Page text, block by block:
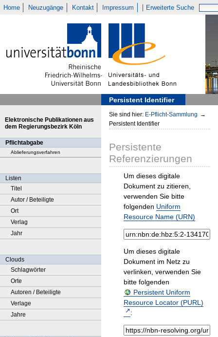
Home Neuzugänge Kontakt Impressum Erweiterte Suche
Persistent Identifier
Elektronische Publikationen aus
dem Regierungsbezirk Köln
Pflichtabgabe
Ablieferungsverfahren
Listen
Titel
Autor / Beteiligte
Ort
Verlag
Jahr
Clouds
Schlagwörter
Orte
Autoren / Beteiligte
Verlage
Jahre
Sie sind hier: E-Pflicht-Sammlung →
Persistent Identifier
Persistente
Referenzierungen
Um dieses digitale
Dokument zu zitieren,
verwenden Sie bitte
folgenden Uniform
Resource Name (URN)
Um dieses digitale
Dokument im Netz zu
verlinken, verwenden Sie
bitte folgenden
Persistent Uniform
Resource Locator (PURL)
: